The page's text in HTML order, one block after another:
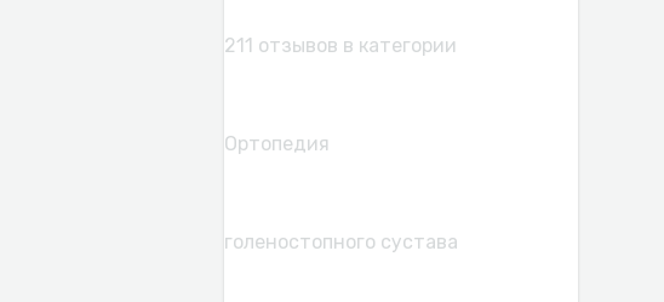
211 отзывов в категории
Ортопедия
голеностопного сустава